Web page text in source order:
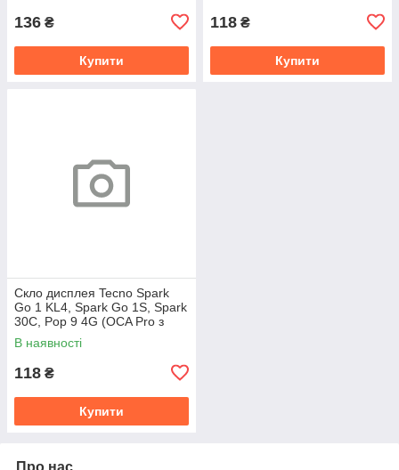
136 ₴
Купити
118 ₴
Купити
Скло дисплея Tecno Spark
Go 1 KL4, Spark Go 1S, Spark
30C, Pop 9 4G (OCA Pro з
плівкою)
В наявності
118 ₴
Купити
Про нас